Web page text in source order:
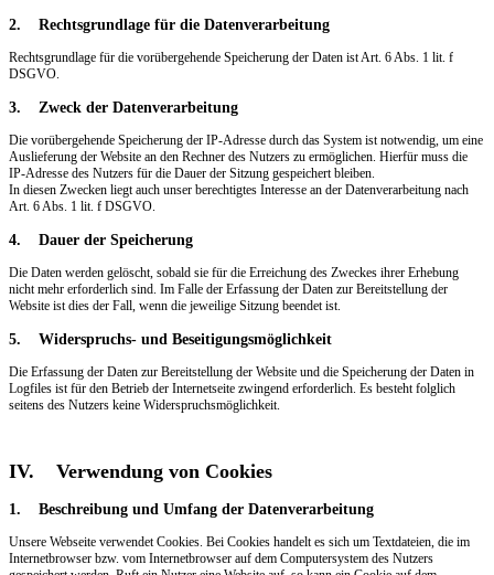
2. Rechtsgrundlage für die Datenverarbeitung
Rechtsgrundlage für die vorübergehende Speicherung der Daten ist Art. 6 Abs. 1 lit. f
DSGVO.
3. Zweck der Datenverarbeitung
Die vorübergehende Speicherung der IP-Adresse durch das System ist notwendig, um eine
Auslieferung der Website an den Rechner des Nutzers zu ermöglichen. Hierfür muss die
IP-Adresse des Nutzers für die Dauer der Sitzung gespeichert bleiben.
In diesen Zwecken liegt auch unser berechtigtes Interesse an der Datenverarbeitung nach
Art. 6 Abs. 1 lit. f DSGVO.
4. Dauer der Speicherung
Die Daten werden gelöscht, sobald sie für die Erreichung des Zweckes ihrer Erhebung
nicht mehr erforderlich sind. Im Falle der Erfassung der Daten zur Bereitstellung der
Website ist dies der Fall, wenn die jeweilige Sitzung beendet ist.
5. Widerspruchs- und Beseitigungsmöglichkeit
Die Erfassung der Daten zur Bereitstellung der Website und die Speicherung der Daten in
Logfiles ist für den Betrieb der Internetseite zwingend erforderlich. Es besteht folglich
seitens des Nutzers keine Widerspruchsmöglichkeit.
IV. Verwendung von Cookies
1. Beschreibung und Umfang der Datenverarbeitung
Unsere Webseite verwendet Cookies. Bei Cookies handelt es sich um Textdateien, die im
Internetbrowser bzw. vom Internetbrowser auf dem Computersystem des Nutzers